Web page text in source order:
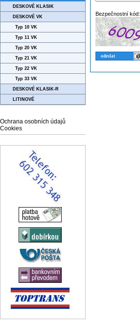
DESKOVÉ KLASIK
DESKOVÉ VK
Typ 10 VK
Typ 11 VK
Typ 20 VK
Typ 21 VK
Typ 22 VK
Typ 33 VK
DESKOVÉ KLASIK-R
LITINOVÉ
Ochrana osobních údajů
Cookies
Bezpečnostní kód: